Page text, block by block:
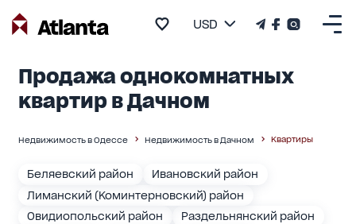
USD
Продажа однокомнатных
квартир в Дачном
Недвижимость в Одессе Недвижимость в Дачном Квартиры
Беляевский район
Ивановский район
Лиманский (Коминтерновский) район
Овидиопольский район
Раздельнянский район